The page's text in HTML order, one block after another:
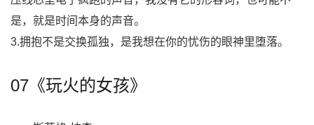
是，就是时间本身的声音。
3.拥抱不是交换孤独，是我想在你的忧伤的眼神里堕落。
07《玩火的女孩》